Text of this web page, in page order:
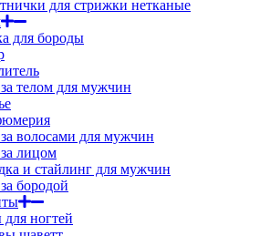
для стрижки нетканые
для бороды
телом для мужчин
волосами для мужчин
лицом
и стайлинг для мужчин
бородой
ногтей